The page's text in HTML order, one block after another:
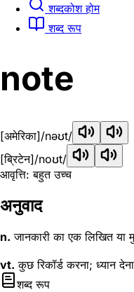
शब्दकोश होम
शब्द रूप
note
[अमेरिका]/nəʊt/
[ब्रिटेन]/noʊt/
आवृत्ति: बहुत उच्च
अनुवाद
n. जानकारी का एक लिखित या
vt. कुछ रिकॉर्ड करना; ध्यान
शब्द रूप